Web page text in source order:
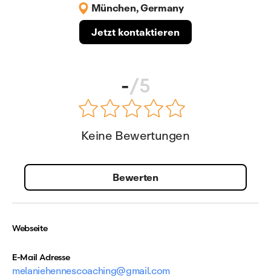
München, Germany
Jetzt kontaktieren
-/5
Keine Bewertungen
Bewerten
Webseite
E-Mail Adresse
melaniehennescoaching@gmail.com